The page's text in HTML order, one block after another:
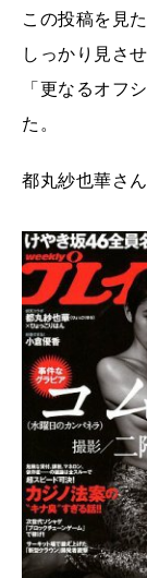
この投稿を見
しっかり見さ
「更なるオフ
た。
都丸紗也華さ